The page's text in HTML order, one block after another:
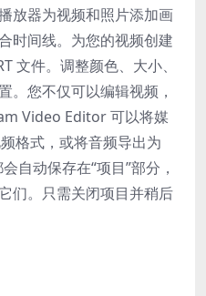
放器为视频和照片添加画
时间线。为您的视频创建
文件。调整颜色、大小、
。您不仅可以编辑视频，
Video Editor 可以将媒
格式，或将音频导出为
自动保存在“项目”部分，
们。只需关闭项目并稍后